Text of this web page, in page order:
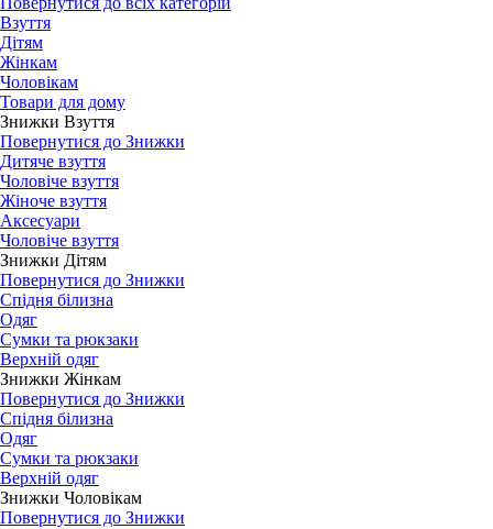
Взуття
Дітям
Жінкам
Чоловікам
Товари для дому
Знижки Взуття
Повернутися до Знижки
Дитяче взуття
Чоловіче взуття
Жіноче взуття
Аксесуари
Чоловіче взуття
Знижки Дітям
Повернутися до Знижки
Спідня білизна
Одяг
Сумки та рюкзаки
Верхній одяг
Знижки Жінкам
Повернутися до Знижки
Спідня білизна
Одяг
Сумки та рюкзаки
Верхній одяг
Знижки Чоловікам
Повернутися до Знижки